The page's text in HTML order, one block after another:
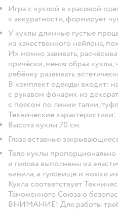
Игра с куклой в красивой
к аккуратности, формирует
У куклы длинные густые
из качественного нейлона,
Их можно завивать,
причёски, меняя образ куклы,
ребёнку развивать
В комплект одежды входит:
с рукавом фонарик из
с поясом по линии талии,
Технические характеристики:
Высота куклы 70 см.
Глаза вставные
Тело куклы
и голова выполнены из
винила, а туловище и ножки
Кукла соответствует
Таможенного Союза о
ВНИМАНИЕ! Для работы